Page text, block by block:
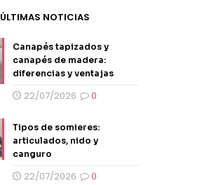
ÚLTIMAS NOTICIAS
Canapés tapizados y
canapés de madera:
diferencias y ventajas
22/07/2026 0
Tipos de somieres:
articulados, nido y
canguro
22/07/2026 0